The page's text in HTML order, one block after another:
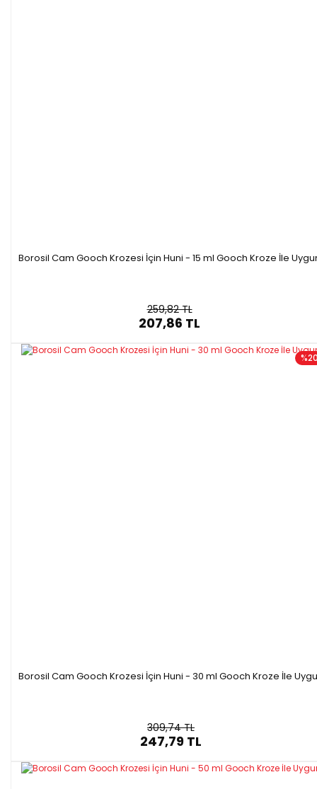
Borosil Cam Gooch Krozesi İçin Huni - 15 ml Gooch Kroze İle
259,82 TL
207,86 TL
Borosil Cam Gooch Krozesi İçin Huni - 30 ml Gooch Kroze İle
309,74 TL
247,79 TL